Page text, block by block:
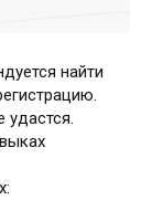
найти
удастся.